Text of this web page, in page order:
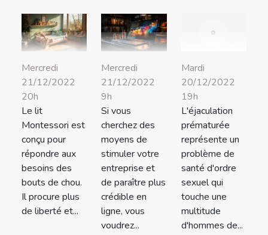
Mercredi
21/12/2022
20h
Le lit
Montessori est
conçu pour
répondre aux
besoins des
bouts de chou.
Il procure plus
de liberté et...
Mercredi
21/12/2022
9h
Si vous
cherchez des
moyens de
stimuler votre
entreprise et
de paraître plus
crédible en
ligne, vous
voudrez...
Mardi
20/12/2022
19h
L'éjaculation
prématurée
représente un
problème de
santé d'ordre
sexuel qui
touche une
multitude
d'hommes de...